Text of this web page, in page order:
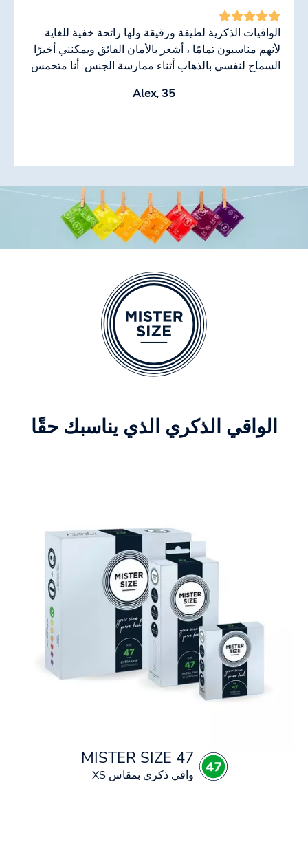
الواقيات الذكرية لطيفة ورقيقة ولها رائحة خفية للغاية.
لأنهم مناسبون تمامًا ، أشعر بالأمان الفائق ويمكنني أخيرًا
السماح لنفسي بالذهاب أثناء ممارسة الجنس. أنا متحمس.
Alex, 35
الواقي الذكري الذي يناسبك حقًا
MISTER SIZE 47
واقي ذكري بمقاس XS